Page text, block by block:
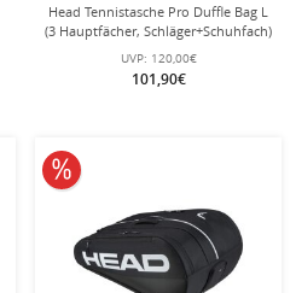
Head Tennistasche Pro Duffle Bag L
(3 Hauptfächer, Schläger+Schuhfach)
2026 navyblau
UVP: 120,00€
101,90€
10% reduziert